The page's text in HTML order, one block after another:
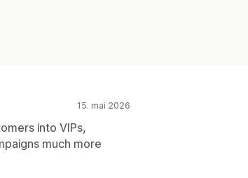
15. mai 2026
into VIPs,
much more